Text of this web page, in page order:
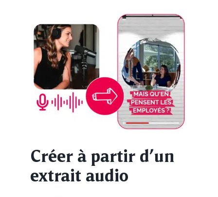
Créer à partir d’un
extrait audio